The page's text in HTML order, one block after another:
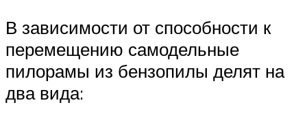
В зависимости от способности к
перемещению самодельные
пилорамы из бензопилы делят на
два вида: